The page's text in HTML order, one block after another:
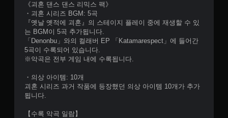
《괴혼 댄스 댄스 리믹스 팩》
・괴혼 시리즈 BGM: 5곡
『옛날 옛적에 괴혼』의 스테이지 플레이 중에 재생할 수 있
는 BGM이 5곡 추가됩니다.
「Denonbu」와의 컬래버 EP 「Katamarespect」에 들어간
5곡이 수록되어 있습니다.
※악곡은 전부 게임 내에 수록됩니다.
・의상 아이템: 10개
괴혼 시리즈 과거 작품에 등장했던 의상 아이템 10개가 추가
됩니다.
【수록 악곡 일람】